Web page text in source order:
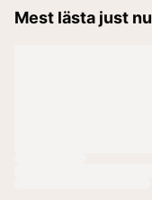
Mest lästa just nu